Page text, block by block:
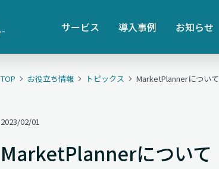
サービス 導入事例 お知らせ
TOP お役立ち情報 トピックス MarketPlannerについて
2023/02/01
MarketPlannerについて